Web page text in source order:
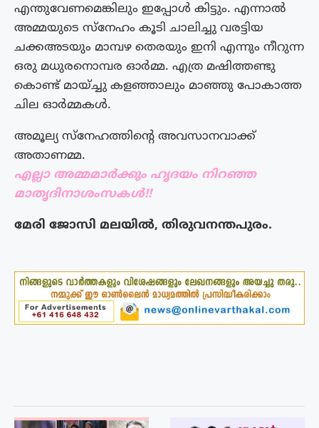
എന്തുവേണമെങ്കിലും ഇപ്പോൾ കിട്ടും. എന്നാൽ
അമ്മയുടെ സ്നേഹം കൂടി ചാലിച്ചു വരട്ടിയ
ചക്കഅടയും മാമ്പഴ തെരയും ഇനി എന്നും നീറുന്ന
ഒരു മധുരനൊമ്പര ഓർമ്മ. എത്ര മഷിത്തണ്ടു
കൊണ്ട് മായ്ച്ചു കളഞ്ഞാലും മാഞ്ഞു പോകാത്ത
ചില ഓർമ്മകൾ.
അമൂല്യ സ്നേഹത്തിന്റെ അവസാനവാക്ക്
അതാണമ്മ.
എല്ലാ അമ്മമാർക്കും ഹൃദയം നിറഞ്ഞ
മാതൃദിനാശംസകൾ!!
മേരി ജോസി മലയിൽ, തിരുവനന്തപുരം.